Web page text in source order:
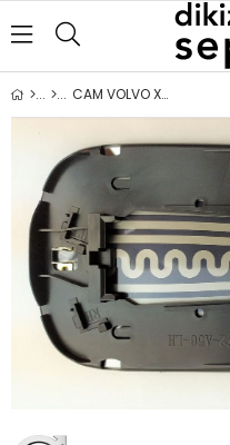
CAM VOLVO XC70 XC90 2005-2006 ISITMALI ASFERİK SOL (SU GEÇİRMEZ )